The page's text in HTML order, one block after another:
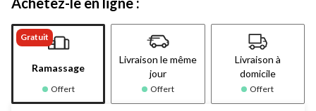
Gratuit
Ramassage
Offert
Livraison le même
jour
Offert
Livraison à
domicile
Offert